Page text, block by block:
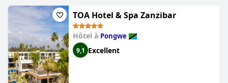
TOA Hotel & Spa Zanzibar
Hôtel à Pongwe
9,1 Excellent